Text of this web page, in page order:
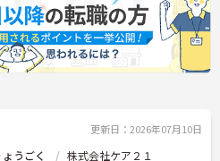
更新日：2026年07月10日
うごく 株式会社ケア２１